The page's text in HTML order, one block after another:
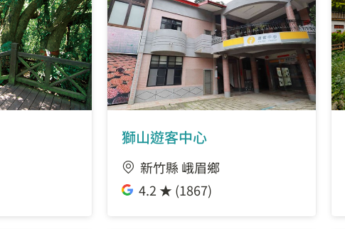
獅山遊客中心
新竹縣 峨眉鄉
4.2 ★ (1867)